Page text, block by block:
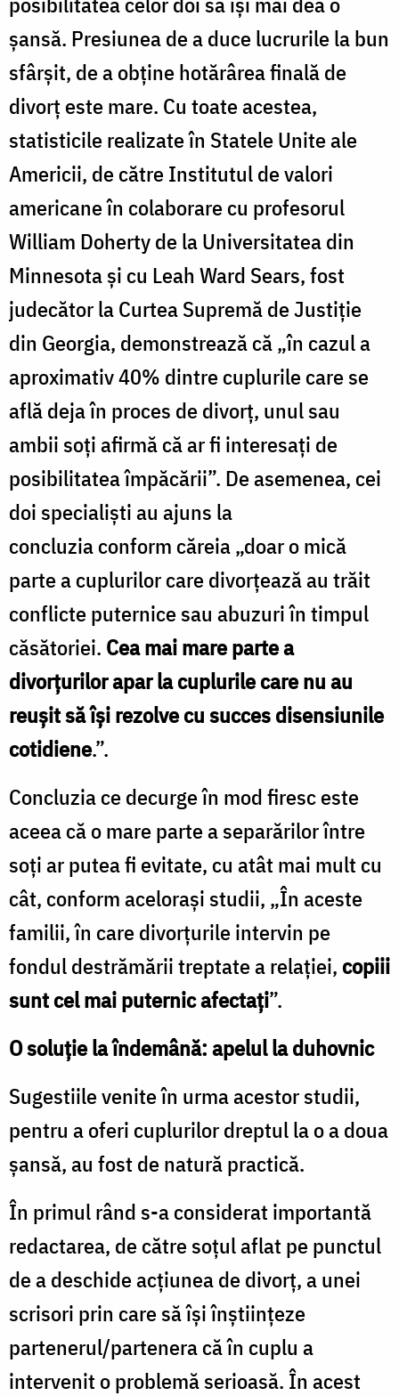
şansă. Presiunea de a duce lucrurile la bun
sfârşit, de a obţine hotărârea finală de
divorţ este mare. Cu toate acestea,
statisticile realizate în Statele Unite ale
Americii, de către Institutul de valori
americane în colaborare cu profesorul
William Doherty de la Universitatea din
Minnesota şi cu Leah Ward Sears, fost
judecător la Curtea Supremă de Justiţie
din Georgia, demonstrează că „în cazul a
aproximativ 40% dintre cuplurile care se
află deja în proces de divorţ, unul sau
ambii soţi afirmă că ar fi interesaţi de
posibilitatea împăcării”. De asemenea, cei
doi specialiști au ajuns la
concluzia conform căreia „doar o mică
parte a cuplurilor care divorţează au trăit
conflicte puternice sau abuzuri în timpul
căsătoriei. Cea mai mare parte a
divorţurilor apar la cuplurile care nu au
reuşit să îşi rezolve cu succes disensiunile
cotidiene.”.
Concluzia ce decurge în mod firesc este
aceea că o mare parte a separărilor între
soţi ar putea fi evitate, cu atât mai mult cu
cât, conform aceloraşi studii, „În aceste
familii, în care divorţurile intervin pe
fondul destrămării treptate a relaţiei,copiii
sunt cel mai puternic afectaţi”.
O soluţie la îndemână: apelul la duhovnic
Sugestiile venite în urma acestor studii,
pentru a oferi cuplurilor dreptul la o a doua
şansă, au fost de natură practică.
În primul rând s-a considerat importantă
redactarea, de către soţul aflat pe punctul
de a deschide acţiunea de divorţ, a unei
scrisori prin care să îşi înştiinţeze
partenerul/partenera că în cuplu a
intervenit o problemă serioasă. În acest